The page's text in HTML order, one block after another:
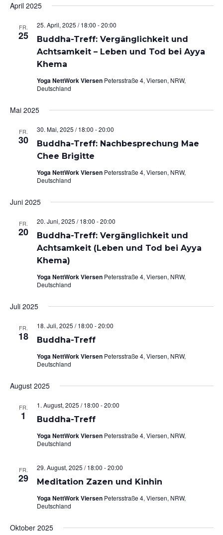
April 2025
FR.
25
Buddha-Treff: Vergänglichkeit und
Achtsamkeit – Leben und Tod bei Ayya
Khema
25. April, 2025 / 18:00 -20:00
Yoga NettWork Viersen Petersstraße 4, Viersen, NRW,
Deutschland
Mai 2025
FR.
30
Buddha-Treff: Nachbesprechung Mae
Chee Brigitte
30. Mai, 2025 / 18:00 -20:00
Yoga NettWork Viersen Petersstraße 4, Viersen, NRW,
Deutschland
Juni 2025
FR.
20
Buddha-Treff: Vergänglichkeit und
Achtsamkeit (Leben und Tod bei Ayya
Khema)
20. Juni, 2025 / 18:00 -20:00
Yoga NettWork Viersen Petersstraße 4, Viersen, NRW,
Deutschland
Juli 2025
FR.
18 Buddha-Treff
18. Juli, 2025 / 18:00 -20:00
Yoga NettWork Viersen Petersstraße 4, Viersen, NRW,
Deutschland
August 2025
FR.
1 Buddha-Treff
1. August, 2025 / 18:00 -20:00
Yoga NettWork Viersen Petersstraße 4, Viersen, NRW,
Deutschland
FR.
29 Meditation Zazen und Kinhin
29. August, 2025 / 18:00 -20:00
Yoga NettWork Viersen Petersstraße 4, Viersen, NRW,
Deutschland
Oktober 2025